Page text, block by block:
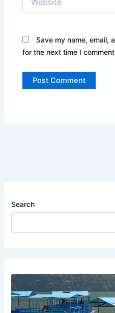
Save my name, email,
for the next time I
Search